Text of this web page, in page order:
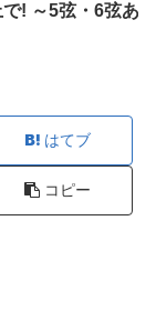
で! ～5弦・6弦あり
はてブ
コピー